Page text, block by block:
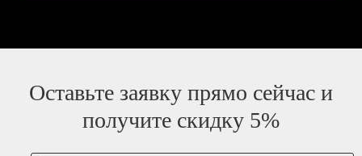
Оставьте заявку прямо сейчас и
получите скидку 5%